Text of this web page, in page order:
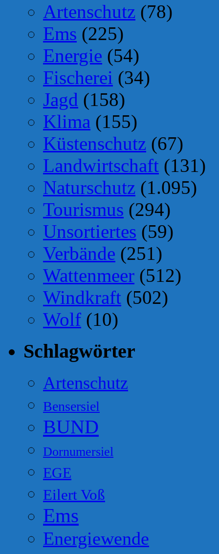
Artenschutz (78)
Ems (225)
Energie (54)
Fischerei (34)
Jagd (158)
Klima (155)
Küstenschutz (67)
Landwirtschaft (131)
Naturschutz (1.095)
Tourismus (294)
Unsortiertes (59)
Verbände (251)
Wattenmeer (512)
Windkraft (502)
Wolf (10)
Schlagwörter
Artenschutz
Bensersiel
BUND
Dornumersiel
EGE
Eilert Voß
Ems
Energiewende